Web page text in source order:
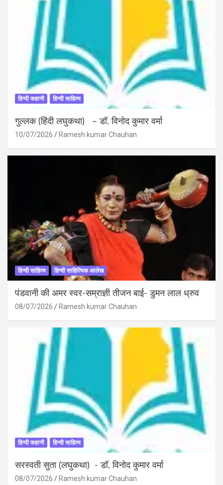
हिन्दी कहानी हिन्दी साहित्य
गुल्लक (हिंदी लघुकथा) – डॉ. विनोद कुमार वर्मा
10/07/2026 Ramesh kumar Chauhan
हिन्दी साहित्य हिन्दी साहित्यिक आलेख
पंडवानी की अमर स्वर-सम्राज्ञी तीजन बाई- डुमन लाल ध्रुव
08/07/2026 Ramesh kumar Chauhan
हिन्दी कहानी हिन्दी साहित्य
सरस्वती सुता (लघुकथा) ​- डॉ. विनोद कुमार वर्मा
08/07/2026 Ramesh kumar Chauhan